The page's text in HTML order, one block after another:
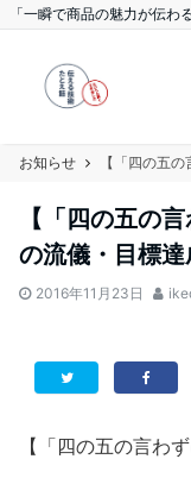
「一瞬で商品の魅力が伝わ
お知らせ
【「四の五の
の流儀・目標
2016年11月23日
【「四の五の言わ